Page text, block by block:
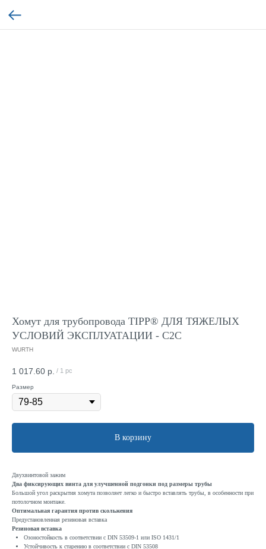
Хомут для трубопровода TIPP® ДЛЯ ТЯЖЕЛЫХ
УСЛОВИЙ ЭКСПЛУАТАЦИИ - C2C
WURTH
1 017.60 р. / 1 pc
Размер
В корзину
Двухвинтовой зажим
Два фиксирующих винта для улучшенной подгонки под размеры трубы
Большой угол раскрытия хомута позволяет легко и быстро вставлять трубы, в особенности при
потолочном монтаже.
Оптимальная гарантия против скольжения
Предустановленная резиновая вставка
Резиновая вставка
Озоностойкость в соответствии с DIN 53509-1 или ISO 1431/1
Устойчивость к старению в соответствии с DIN 53508